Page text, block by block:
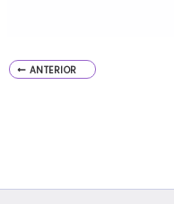
ANTERIOR